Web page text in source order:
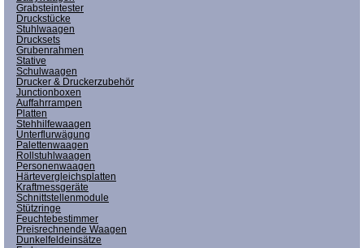
Grabsteintester
Druckstücke
Stuhlwaagen
Drucksets
Grubenrahmen
Stative
Schulwaagen
Drucker & Druckerzubehör
Junctionboxen
Auffahrrampen
Platten
Stehhilfewaagen
Unterflurwägung
Palettenwaagen
Rollstuhlwaagen
Personenwaagen
Härtevergleichsplatten
Kraftmessgeräte
Schnittstellenmodule
Stützringe
Feuchtebestimmer
Preisrechnende Waagen
Dunkelfeldeinsätze